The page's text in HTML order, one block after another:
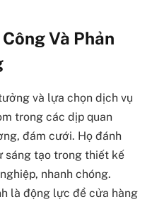
Và Phản
và lựa chọn dịch vụ
trong các dịp quan
đám cưới. Họ đánh
sáng tạo trong thiết kế
nhanh chóng.
là động lực để cửa hàng